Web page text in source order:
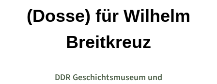
(Dosse) für Wilhelm
Breitkreuz
DDR Geschichtsmuseum und